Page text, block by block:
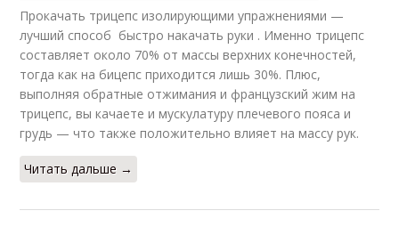
Аэробные упражнения Упражнения в зале
Анаэробные
упражнения
Прокачать трицепс изолирующими упражнениями —
лучший способ быстро накачать руки . Именно трицепс
составляет около 70% от массы верхних конечностей,
тогда как на бицепс приходится лишь 30%. Плюс,
выполняя обратные отжимания и французский жим на
трицепс, вы качаете и мускулатуру плечевого пояса и
грудь — что также положительно влияет на массу рук.
Читать дальше →